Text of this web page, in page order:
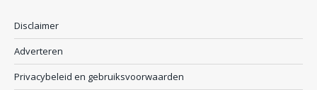
Disclaimer
Adverteren
Privacybeleid en gebruiksvoorwaarden